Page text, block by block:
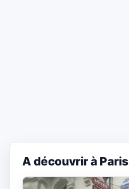
A découvrir à Paris